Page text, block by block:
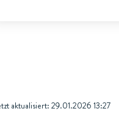
aktualisiert: 29.01.2026 13:27